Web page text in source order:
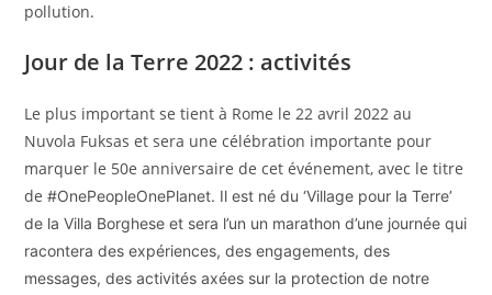
pollution.
Jour de la Terre 2022 : activités
Le plus important se tient à Rome le 22 avril 2022 au
Nuvola Fuksas et sera une célébration importante pour
marquer le 50e anniversaire de cet événement, avec le titre
de#OnePeopleOnePlanet. Il est né du ‘Village pour la Terre’
de la Villa Borghese et sera l’un un marathon d’une journée qui
racontera des expériences, des engagements, des
messages, des activités axées sur la protection de notre